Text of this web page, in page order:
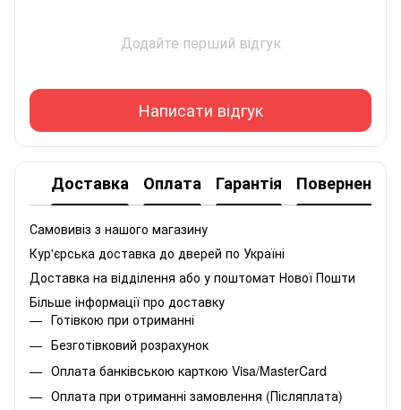
Додайте перший відгук
Написати відгук
Доставка Оплата Гарантія Повернення
Самовивіз з нашого магазину
Кур'єрська доставка до дверей по Україні
Доставка на відділення або у поштомат Нової Пошти
Більше інформації про доставку
Готівкою при отриманні
Безготівковий розрахунок
Оплата банківською карткою Visa/MasterCard
Оплата при отриманні замовлення (Післяплата)